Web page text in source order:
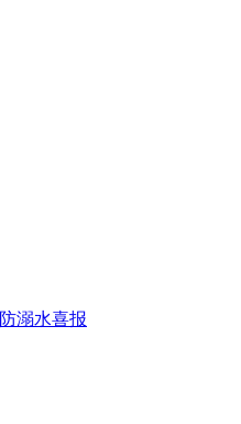
防溺水喜报